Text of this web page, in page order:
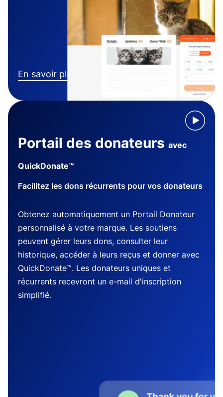
En savoir plus
Portail des donateurs avec
QuickDonate™
Facilitez les dons récurrents pour vos donateurs
Obtenez automatiquement un Portail Donateur
personnalisé à votre marque. Les soutiens
peuvent gérer leurs dons, consulter leur
historique, accéder à leurs reçus et donner avec
QuickDonate™. Les donateurs uniques et
récurrents recevront un e-mail d'inscription
simplifié.